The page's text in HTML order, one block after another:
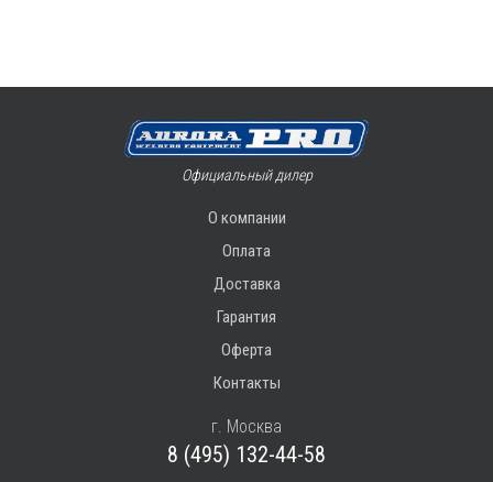
Официальный дилер
О компании
Оплата
Доставка
Гарантия
Оферта
Контакты
г. Москва
8 (495) 132-44-58